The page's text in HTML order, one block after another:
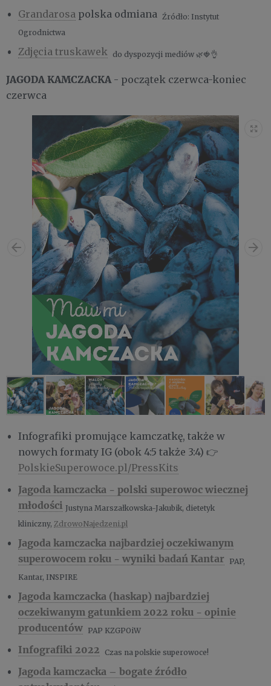
Grandarosa polska odmiana Źródło: Instytut
Ogrodnictwa
Zdjęcia truskawek do dyspozycji mediów 🌿🍓👌
JAGODA KAMCZACKA- początek czerwca-koniec
czerwca
Infografiki promujące kamczatkę, także w
nowych formaty IG (obok 4:5 także 3:4) 👉
PolskieSuperowoce.pl/PressKits
Jagoda kamczacka - polski superowoc wiecznej
młodości Justyna Marszałkowska-Jakubik, dietetyk
kliniczny, ZdrowoNajedzeni.pl
Jagoda kamczacka najbardziej oczekiwanym
superowocem roku - wyniki badań Kantar
PAP,
Kantar, INSPIRE
Jagoda kamczacka (haskap) najbardziej
oczekiwanym gatunkiem 2022 roku - opinie
producentów PAP KZGPOiW
Infografiki 2022 Czas na polskie superowoce!
Jagoda kamczacka – bogate źródło